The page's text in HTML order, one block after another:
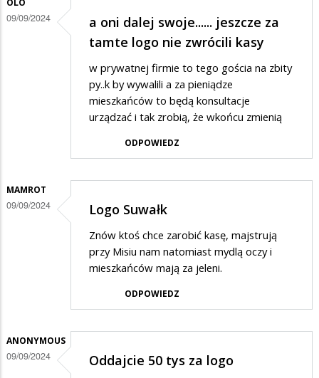
09/09/2024
a oni dalej swoje...... jeszcze za
tamte logo nie zwrócili kasy
w prywatnej firmie to tego gościa na zbity
py..k by wywalili a za pieniądze
mieszkańców to będą konsultacje
urządzać i tak zrobią, że wkońcu zmienią
ODPOWIEDZ
MAMROT
09/09/2024 Logo Suwałk
Znów ktoś chce zarobić kasę, majstrują
przy Misiu nam natomiast mydlą oczy i
mieszkańców mają za jeleni.
ODPOWIEDZ
ANONYMOUS
09/09/2024 Oddajcie 50 tys za logo